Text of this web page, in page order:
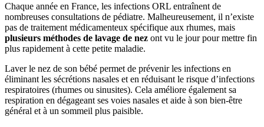
Chaque année en France, les infections ORL entraînent de
nombreuses consultations de pédiatre. Malheureusement, il n’existe
pas de traitement médicamenteux spécifique aux rhumes, mais
plusieurs méthodes de lavage de nez ont vu le jour pour mettre fin
plus rapidement à cette petite maladie.
Laver le nez de son bébé permet de prévenir les infections en
éliminant les sécrétions nasales et en réduisant le risque d’infections
respiratoires (rhumes ou sinusites). Cela améliore également sa
respiration en dégageant ses voies nasales et aide à son bien-être
général et à un sommeil plus paisible.